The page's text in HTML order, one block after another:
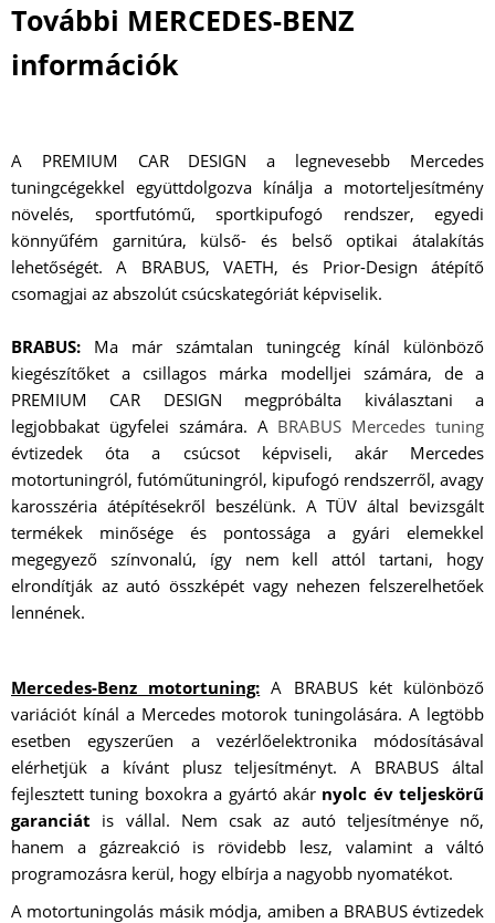
További MERCEDES-BENZ
információk
A PREMIUM CAR DESIGN a legnevesebb Mercedes
tuningcégekkel együttdolgozva kínálja a motorteljesítmény
növelés, sportfutómű, sportkipufogó rendszer, egyedi
könnyűfém garnitúra, külső- és belső optikai átalakítás
lehetőségét. A BRABUS, VAETH, és Prior-Design átépítő
csomagjai az abszolút csúcskategóriát képviselik.
BRABUS: Ma már számtalan tuningcég kínál különböző
kiegészítőket a csillagos márka modelljei számára, de a
PREMIUM CAR DESIGN megpróbálta kiválasztani a
legjobbakat ügyfelei számára. A BRABUS Mercedes tuning
évtizedek óta a csúcsot képviseli, akár Mercedes
motortuningról, futóműtuningról, kipufogó rendszerről, avagy
karosszéria átépítésekről beszélünk. A TÜV által bevizsgált
termékek minősége és pontossága a gyári elemekkel
megegyező színvonalú, így nem kell attól tartani, hogy
elrondítják az autó összképét vagy nehezen felszerelhetőek
lennének.
Mercedes-Benz motortuning: A BRABUS két különböző
variációt kínál a Mercedes motorok tuningolására. A legtöbb
esetben egyszerűen a vezérlőelektronika módosításával
elérhetjük a kívánt plusz teljesítményt. A BRABUS által
fejlesztett tuning boxokra a gyártó akár nyolc év teljeskörű
garanciát is vállal. Nem csak az autó teljesítménye nő,
hanem a gázreakció is rövidebb lesz, valamint a váltó
programozásra kerül, hogy elbírja a nagyobb nyomatékot.
A motortuningolás másik módja, amiben a BRABUS évtizedek